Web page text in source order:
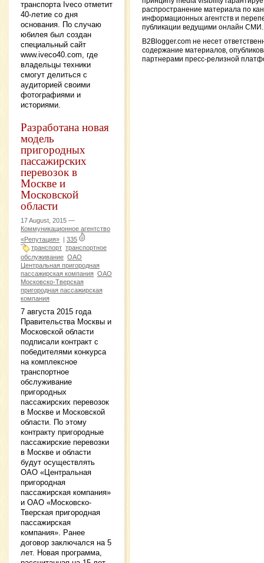
транспорта Iveco отметит
40-летие со дня
основания. По случаю
юбилея был создан
специальный сайт
www.iveco40.com, где
владельцы техники
смогут делиться с
аудиторией своими
фотографиями и
историями.
Разработана новая
модель
пригородных
пассажирских
перевозок в
Москве и
Московской
области
17 August, 2015 —
Коммуникационное агентство
«Репутация»
335
транспорт транспортное
обслуживание ОАО
Центральная пригородная
пассажирская компания ОАО
Московско-Тверская
пригородная пассажирская
компания
7 августа 2015 года
Правительства Москвы и
Московской области
подписали контракт с
победителями конкурса
на комплексное
транспортное
обслуживание
пригородных
пассажирских перевозок
в Москве и Московской
области. По этому
контракту пригородные
пассажирские перевозки
в Москве и области
будут осуществлять
ОАО «Центральная
пригородная
пассажирская компания»
и ОАО «Московско-
Тверская пригородная
пассажирская
компания». Ранее
договор заключался на 5
лет. Новая программа,
распространение материала по
информационных агентств и
публикации ведущими онлайн СМИ.
B2Blogger.com не несет
содержание материалов,
партнерами пресс-релизной